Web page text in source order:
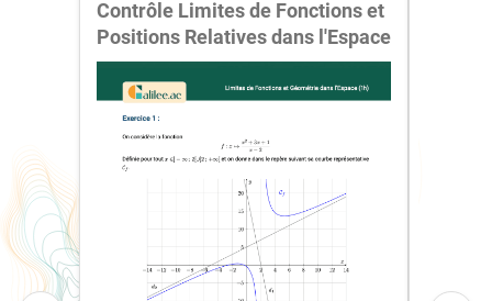
Contrôle Limites de Fonctions et
Positions Relatives dans l'Espace